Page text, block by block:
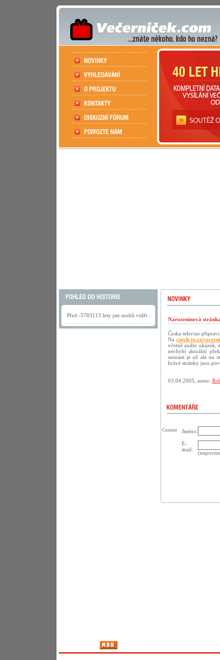
Před -5783113 lety jste mohli vidět .
Narozeninová
Česka televize
Naczech-tv.cz/
včetně audio ukázek,
nechybí aktuální
seznam je už ale na
hrávé stránky jsou
03.04.2005, autor:
Jméno:
E-
mail:
Content